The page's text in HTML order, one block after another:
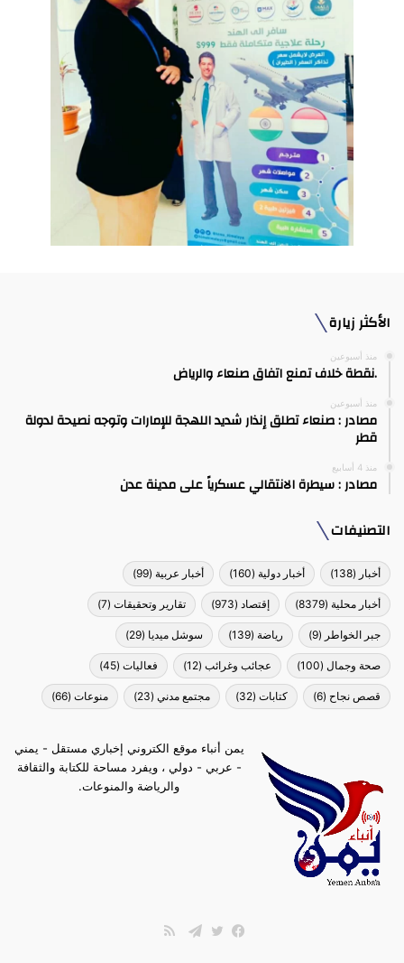
الأكثر زيارة
منذ أسبوعين
.نقطة خلاف تمنع اتفاق صنعاء والرياض
منذ أسبوعين
مصادر : صنعاء تطلق إنذار شديد اللهجة للإمارات وتوجه نصيحة لدولة
قطر
منذ 4 أسابيع
مصادر : سيطرة الانتقالي عسكرياً على مدينة عدن
التصنيفات
أخبار (138) أخبار دولية (160) أخبار عربية (99)
أخبار محلية (8379) إقتصاد (973) تقارير وتحقيقات (7)
جبر الخواطر (9) رياضة (139) سوشل ميديا (29)
صحة وجمال (100) عجائب وغرائب (12) فعاليات (45)
قصص نجاح (6) كتابات (32) مجتمع مدني (23) منوعات (66)
يمن أنباء موقع الكتروني إخباري مستقل - يمني
- عربي - دولي ، ويفرد مساحة للكتابة والثقافة
والرياضة والمنوعات.